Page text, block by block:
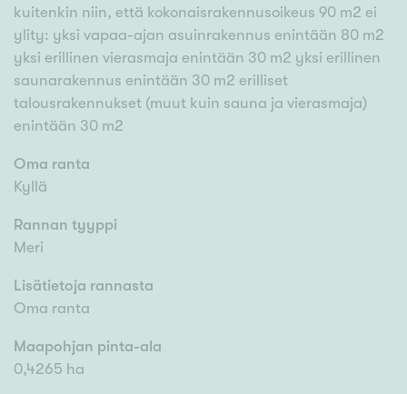
kuitenkin niin, että kokonaisrakennusoikeus 90 m2 ei
ylity: yksi vapaa-ajan asuinrakennus enintään 80 m2
yksi erillinen vierasmaja enintään 30 m2 yksi erillinen
saunarakennus enintään 30 m2 erilliset
talousrakennukset (muut kuin sauna ja vierasmaja)
enintään 30 m2
Oma ranta
Kyllä
Rannan tyyppi
Meri
Lisätietoja rannasta
Oma ranta
Maapohjan pinta-ala
0,4265 ha